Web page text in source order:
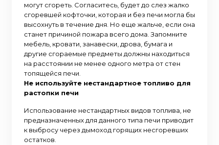
могут сгореть. Согласитесь, будет до слез жалко
сгоревшей кофточки, которая и без печи могла бы
высохнуть в течение дня. Но еще жальче, если она
станет причиной пожара всего дома. Запомните
мебель, кровати, занавески, дрова, бумага и
другие сгораемые предметы должны находиться
на расстоянии не менее одного метра от стен
топящейся печи.
Не используйте нестандартное топливо для
растопки печи
Использование нестандартных видов топлива, не
предназначенных для данного типа печи приводит
к выбросу через дымоход горящих несгоревших
остатков.